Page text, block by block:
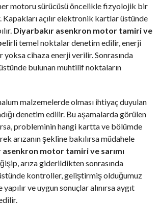
motoru sürücüsü öncelikle fizyolojik bir
Kapakları açılır elektronik kartlar üstünde
Diyarbakır asenkron motor tamiri ve
elirli temel noktalar denetim edilir, enerji
yoksa cihaza enerji verilir. Sonrasında
bulunan muhtilif noktaların
malzemelerde olması ihtiyaç duyulan
denetim edilir. Bu aşamalarda görülen
probleminin hangi kartta ve bölümde
arızanın şekline bakılırsa müdahele
asenkron motor tamiri ve sarımı
arıza giderildikten sonrasında
kontroller, geliştirmiş olduğumuz
ve uygun sonuçlar alınırsa aygıt